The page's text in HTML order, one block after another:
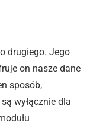
drugiego. Jego
on nasze dane
sposób,
wyłącznie dla